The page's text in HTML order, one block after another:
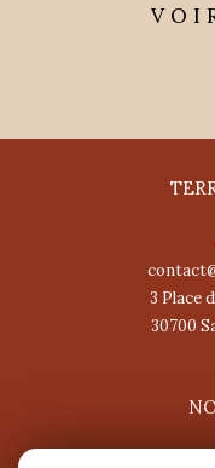
3 Place
30700